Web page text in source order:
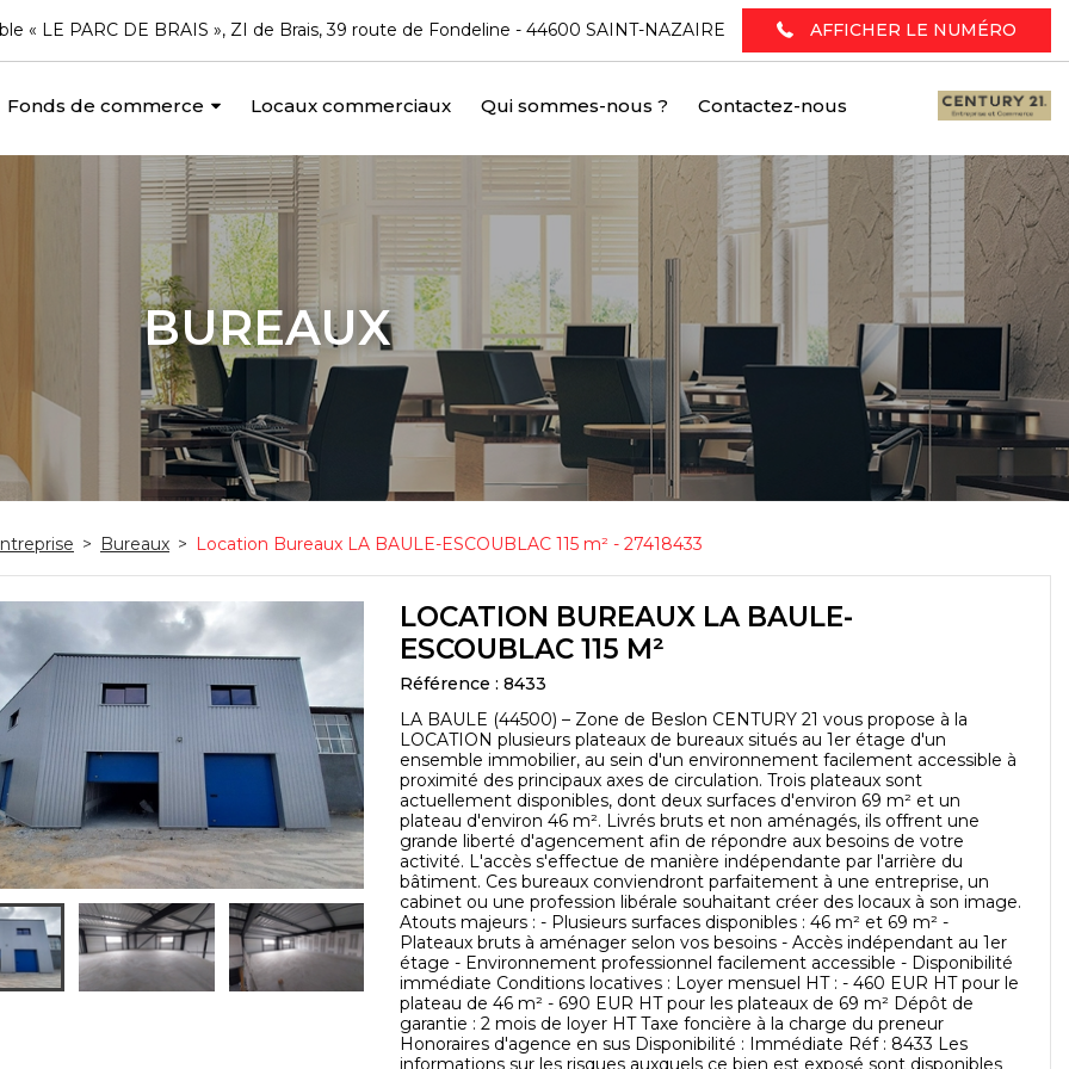
« LE PARC DE BRAIS », ZI de Brais, 39 route de Fondeline - 44600 SAINT-NAZAIRE AFFICHER LE NUMÉRO
Fonds de commerce Locaux commerciaux Qui sommes-nous ? Contactez-nous
BUREAUX
> Bureaux > Location Bureaux LA BAULE-ESCOUBLAC 115 m² - 27418433
LOCATION BUREAUX LA BAULE-
ESCOUBLAC 115 M²
Référence : 8433
LA BAULE (44500) – Zone de Beslon CENTURY 21 vous propose à la
LOCATION plusieurs plateaux de bureaux situés au 1er étage d'un
ensemble immobilier, au sein d'un environnement facilement accessible à
proximité des principaux axes de circulation. Trois plateaux sont
actuellement disponibles, dont deux surfaces d'environ 69 m² et un
plateau d'environ 46 m². Livrés bruts et non aménagés, ils offrent une
grande liberté d'agencement afin de répondre aux besoins de votre
activité. L'accès s'effectue de manière indépendante par l'arrière du
bâtiment. Ces bureaux conviendront parfaitement à une entreprise, un
cabinet ou une profession libérale souhaitant créer des locaux à son image.
Atouts majeurs : - Plusieurs surfaces disponibles : 46 m² et 69 m² -
Plateaux bruts à aménager selon vos besoins - Accès indépendant au 1er
étage - Environnement professionnel facilement accessible - Disponibilité
immédiate Conditions locatives : Loyer mensuel HT : - 460 EUR HT pour le
plateau de 46 m² - 690 EUR HT pour les plateaux de 69 m² Dépôt de
garantie : 2 mois de loyer HT Taxe foncière à la charge du preneur
Honoraires d'agence en sus Disponibilité : Immédiate Réf : 8433 Les
informations sur les risques auxquels ce bien est exposé sont disponibles